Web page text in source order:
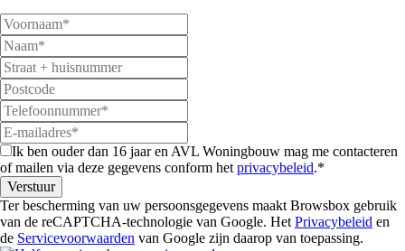
Ik ben ouder dan 16 jaar en AVL Woningbouw mag me contacteren
of mailen via deze gegevens conform het privacybeleid.*
Ter bescherming van uw persoonsgegevens maakt Browsbox gebruik
van de reCAPTCHA-technologie van Google. Het Privacybeleid en
de Servicevoorwaarden van Google zijn daarop van toepassing.